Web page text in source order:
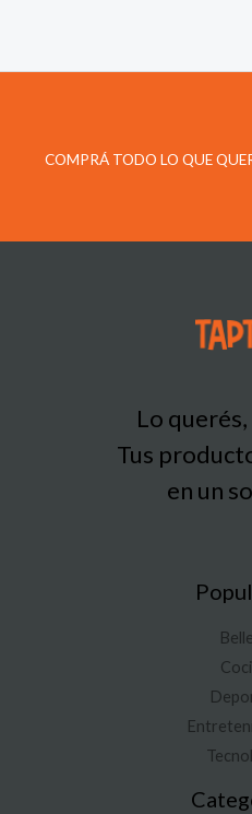
COMPRÁ TODO LO QUE
Lo
Tus
en un